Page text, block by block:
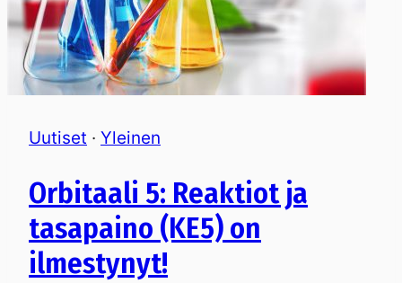
Uutiset · Yleinen
Orbitaali 5: Reaktiot ja
tasapaino (KE5) on
ilmestynyt!